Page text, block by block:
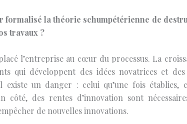
formalisé la théorie schumpétérienne de
travaux ?
l’entreprise au cœur du processus. La
qui développent des idées novatrices et
un danger : celui qu’une fois établies,
côté, des rentes d’innovation sont
de nouvelles innovations.